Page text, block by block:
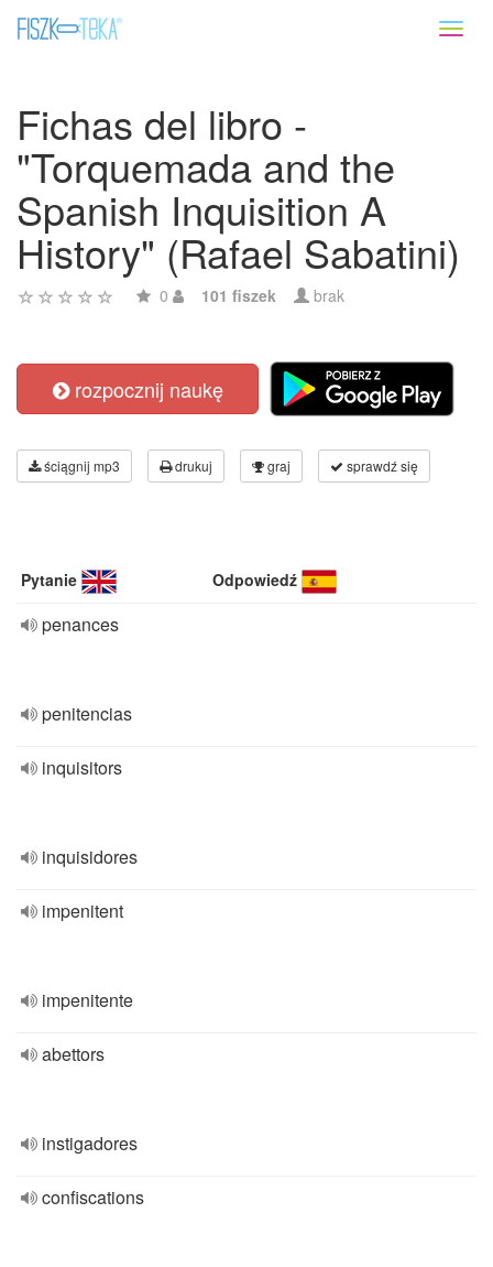
Fichas del libro -
"Torquemada and the
Spanish Inquisition A
History" (Rafael Sabatini)
0 101 fiszek brak
rozpocznij naukę
ściągnij mp3 drukuj graj sprawdź się
Pytanie Odpowiedź
penances
penitencias
inquisitors
inquisidores
impenitent
impenitente
abettors
instigadores
confiscations